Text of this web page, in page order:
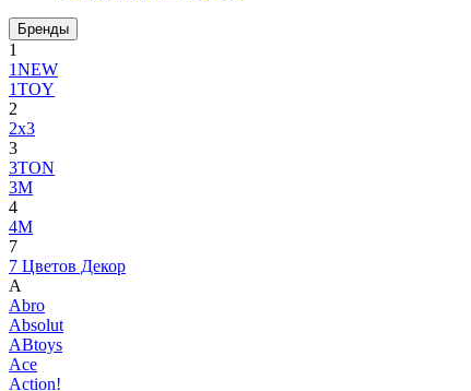
Бренды
1
1NEW
1TOY
2
2x3
3
3TON
3М
4
4M
7
7 Цветов Декор
A
Abro
Absolut
ABtoys
Ace
Action!